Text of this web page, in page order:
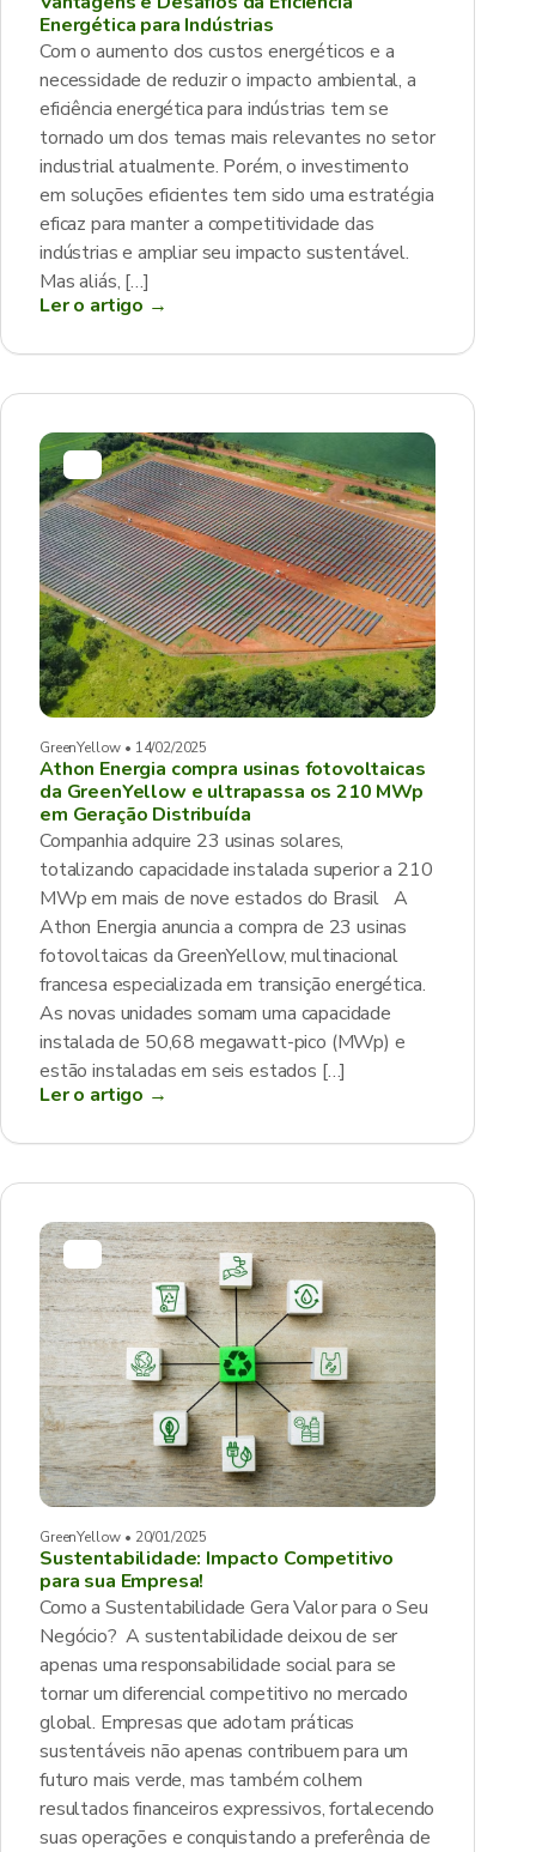
Energética para Indústrias
Com o aumento dos custos energéticos e a
necessidade de reduzir o impacto ambiental, a
eficiência energética para indústrias tem se
tornado um dos temas mais relevantes no setor
industrial atualmente. Porém, o investimento
em soluções eficientes tem sido uma estratégia
eficaz para manter a competitividade das
indústrias e ampliar seu impacto sustentável.
Mas aliás, […]
Ler o artigo →
GreenYellow • 14/02/2025
Athon Energia compra usinas fotovoltaicas
da GreenYellow e ultrapassa os 210 MWp
em Geração Distribuída
Companhia adquire 23 usinas solares,
totalizando capacidade instalada superior a 210
MWp em mais de nove estados do Brasil A
Athon Energia anuncia a compra de 23 usinas
fotovoltaicas da GreenYellow, multinacional
francesa especializada em transição energética.
As novas unidades somam uma capacidade
instalada de 50,68 megawatt-pico (MWp) e
estão instaladas em seis estados […]
Ler o artigo →
GreenYellow • 20/01/2025
Sustentabilidade: Impacto Competitivo
para sua Empresa!
Como a Sustentabilidade Gera Valor para o Seu
Negócio? A sustentabilidade deixou de ser
apenas uma responsabilidade social para se
tornar um diferencial competitivo no mercado
global. Empresas que adotam práticas
sustentáveis não apenas contribuem para um
futuro mais verde, mas também colhem
resultados financeiros expressivos, fortalecendo
suas operações e conquistando a preferência de